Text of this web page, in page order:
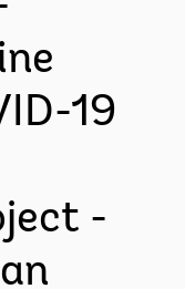
19
-